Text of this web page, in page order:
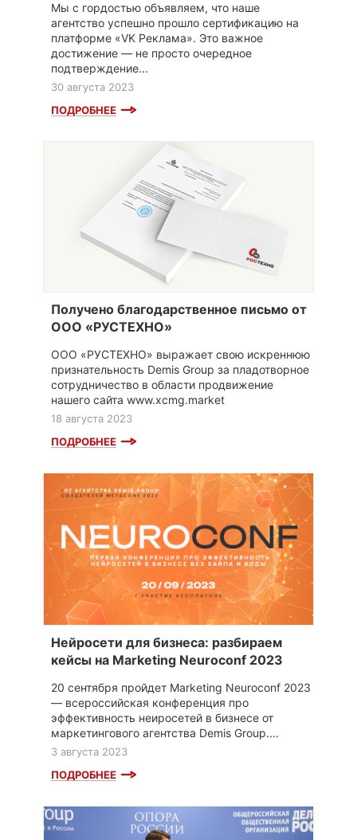
Мы с гордостью объявляем, что наше
агентство успешно прошло сертификацию на
платформе «VK Реклама». Это важное
достижение — не просто очередное
подтверждение...
30 августа 2023
ПОДРОБНЕЕ
Получено благодарственное письмо от
ООО «РУСТЕХНО»
ООО «РУСТЕХНО» выражает свою искреннюю
признательность Demis Group за пладотворное
сотрудничество в области продвижение
нашего сайта www.xcmg.market
18 августа 2023
ПОДРОБНЕЕ
Нейросети для бизнеса: разбираем
кейсы на Marketing Neuroconf 2023
20 сентября пройдет Marketing Neuroconf 2023
— всероссийская конференция про
эффективность неиросетей в бизнесе от
маркетингового агентства Demis Group....
3 августа 2023
ПОДРОБНЕЕ